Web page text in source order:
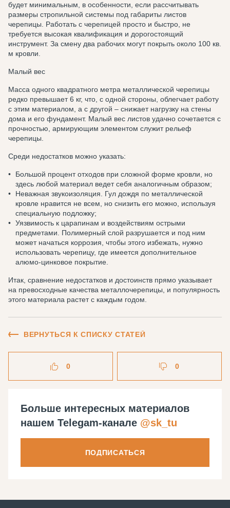
будет минимальным, в особенности, если рассчитывать
размеры стропильной системы под габариты листов
черепицы. Работать с черепицей просто и быстро, не
требуется высокая квалификация и дорогостоящий
инструмент. За смену два рабочих могут покрыть около 100 кв.
м кровли.
Малый вес
Масса одного квадратного метра металлической черепицы
редко превышает 6 кг, что, с одной стороны, облегчает работу
с этим материалом, а с другой – снижает нагрузку на стены
дома и его фундамент. Малый вес листов удачно сочетается с
прочностью, армирующим элементом служит рельеф
черепицы.
Среди недостатков можно указать:
Большой процент отходов при сложной форме кровли, но
здесь любой материал ведет себя аналогичным образом;
Неважная звукоизоляция. Гул дождя по металлической
кровле нравится не всем, но снизить его можно, используя
специальную подложку;
Уязвимость к царапинам и воздействиям острыми
предметами. Полимерный слой разрушается и под ним
может начаться коррозия, чтобы этого избежать, нужно
использовать черепицу, где имеется дополнительное
алюмо-цинковое покрытие.
Итак, сравнение недостатков и достоинств прямо указывает
на превосходные качества металлочерепицы, и популярность
этого материала растет с каждым годом.
ВЕРНУТЬСЯ К СПИСКУ СТАТЕЙ
0 0
Больше интересных материалов
нашем Telegam-канале @sk_tu
ПОДПИСАТЬСЯ